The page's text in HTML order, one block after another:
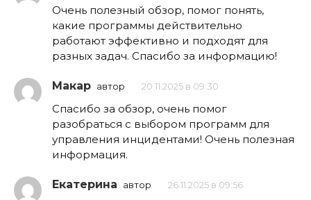
Очень полезный обзор, помог понять,
какие программы действительно
работают эффективно и подходят для
разных задач. Спасибо за информацию!
Макар автор 20.11.2025 в 09:30
Спасибо за обзор, очень помог
разобраться с выбором программ для
управления инцидентами! Очень полезная
информация.
Екатерина автор 26.11.2025 в 09:56